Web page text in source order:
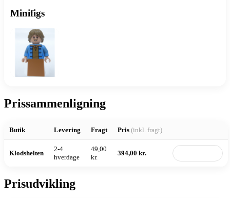
Minifigs
Prissammenligning
Butik Levering Fragt Pris (inkl. fragt)
Klodshelten
2-4
hverdage
49,00
kr.
394,00 kr.
Prisudvikling